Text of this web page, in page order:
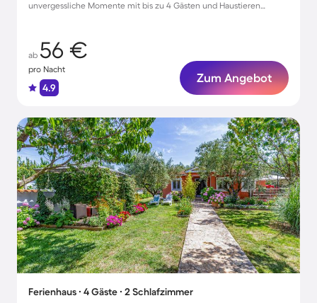
unvergessliche Momente mit bis zu 4 Gästen und Haustieren
ab 56 €
pro Nacht
4.9
Zum Angebot
Ferienhaus ∙ 4 Gäste ∙ 2 Schlafzimmer